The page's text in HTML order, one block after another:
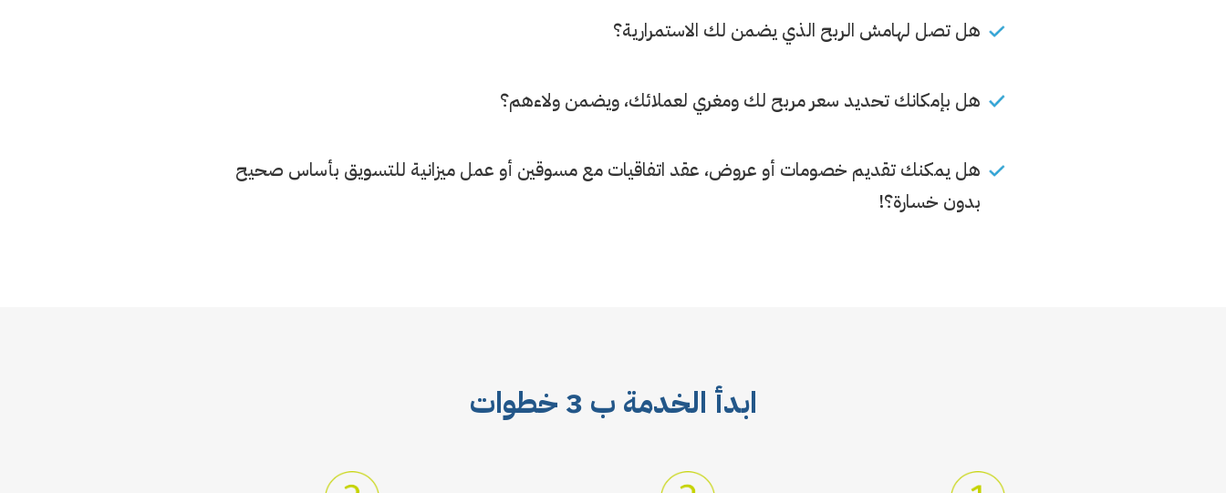
هل تصل لهامش الربح الذي يضمن لك الاستمرارية؟
هل بإمكانك تحديد سعر مربح لك ومغري لعملائك، ويضمن ولاءهم؟
هل يمكنك تقديم خصومات أو عروض، عقد اتفاقيات مع مسوقين أو عمل ميزانية للتسويق بأساس صحيح
بدون خسارة؟!
ابدأ الخدمة ب 3 خطوات